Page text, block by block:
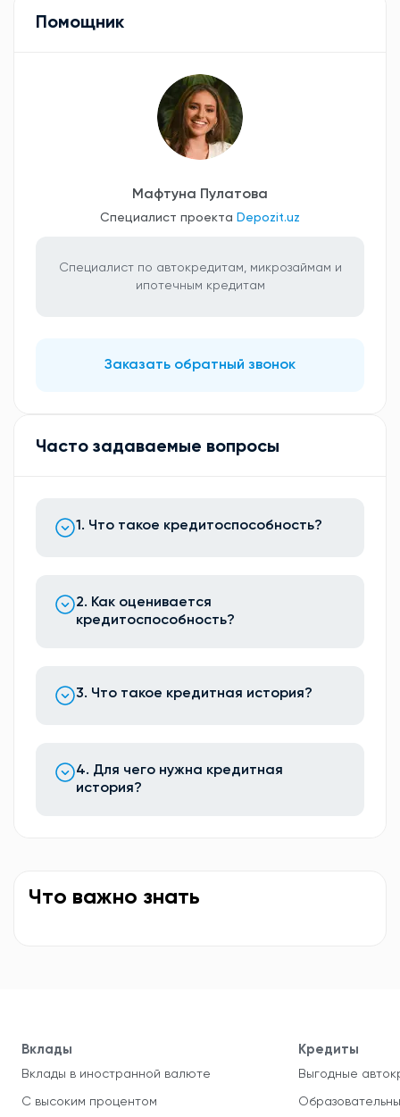
Помощник
Мафтуна Пулатова
Специалист проекта Depozit.uz
Специалист по автокредитам, микрозаймам и
ипотечным кредитам
Заказать обратный звонок
Часто задаваемые вопросы
1. Что такое кредитоспособность?
2. Как оценивается
кредитоспособность?
3. Что такое кредитная история?
4. Для чего нужна кредитная
история?
Что важно знать
Вклады
Вклады в иностранной валюте
С высоким процентом
Кредиты
Выгодные